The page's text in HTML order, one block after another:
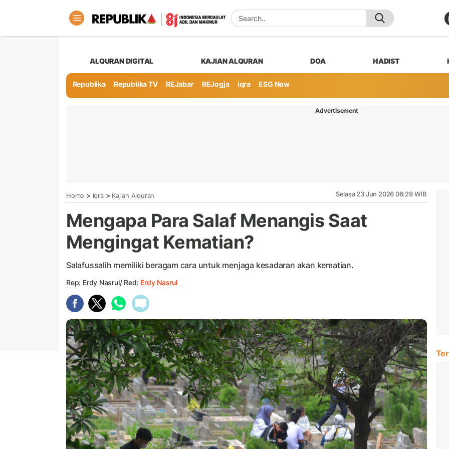
ALQURAN DIGITAL KAJIAN ALQURAN DOA HADIST
Republika Republika TV REJabar REJogja iqra ESG Now
Advertisement
Home > Iqra> Kajian Alquran Selasa 23 Jun 2026 06:29 WIB
Mengapa Para Salaf Menangis Saat
Mengingat Kematian?
Salafussalih memiliki beragam cara untuk menjaga kesadaran akan kematian.
Rep: Erdy Nasrul/ Red: Erdy Nasrul